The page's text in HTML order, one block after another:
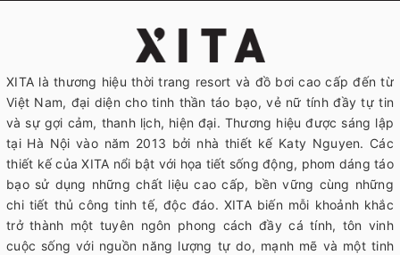
XITA là thương hiệu thời trang resort và đồ bơi cao cấp đến từ
Việt Nam, đại diện cho tinh thần táo bạo, vẻ nữ tính đầy tự tin
và sự gợi cảm, thanh lịch, hiện đại. Thương hiệu được sáng lập
tại Hà Nội vào năm 2013 bởi nhà thiết kế Katy Nguyen. Các
thiết kế của XITA nổi bật với họa tiết sống động, phom dáng táo
bạo sử dụng những chất liệu cao cấp, bền vững cùng những
chi tiết thủ công tinh tế, độc đáo. XITA biến mỗi khoảnh khắc
trở thành một tuyên ngôn phong cách đầy cá tính, tôn vinh
cuộc sống với nguồn năng lượng tự do, mạnh mẽ và một tinh